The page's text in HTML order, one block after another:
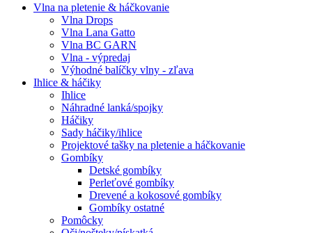
Vlna na pletenie & háčkovanie
Vlna Drops
Vlna Lana Gatto
Vlna BC GARN
Vlna - výpredaj
Výhodné balíčky vlny - zľava
Ihlice & háčiky
Ihlice
Náhradné lanká/spojky
Háčiky
Sady háčiky/ihlice
Projektové tašky na pletenie a háčkovanie
Gombíky
Detské gombíky
Perleťové gombíky
Drevené a kokosové gombíky
Gombíky ostatné
Pomôcky